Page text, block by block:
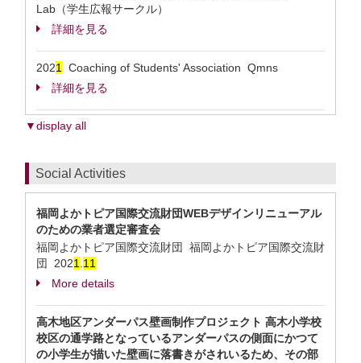
Lab（学生広報サークル）
詳細を見る
2021
Coaching of Students' Association Qmns
詳細を見る
▼display all
Social Activities
福岡よかトピア国際交流財団WEBデザインリニューアル
のための業者選定審査会
福岡よかトピア国際交流財団 福岡よかトピア国際交流財
団 2021 1 1
More details
高木地区アンダーパス壁画制作プロジェクト 高木小学校
校区の通学路となっているアンダーパスの側面にかつて
の小学生が描いた壁画に落書きがされいるため、その部